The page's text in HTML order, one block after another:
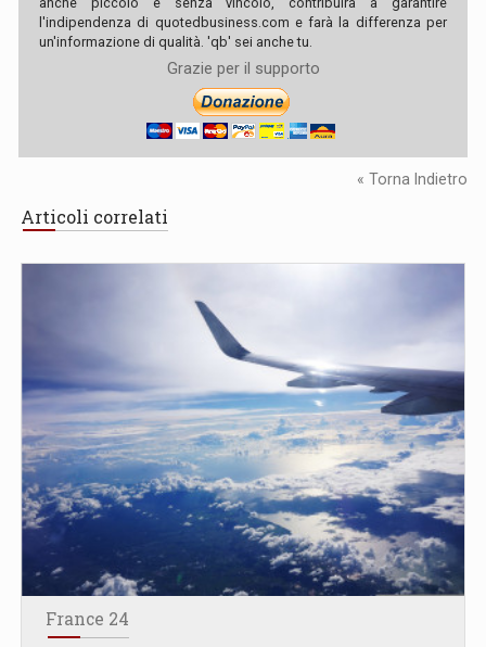
l'indipendenza di quotedbusiness.com e farà la differenza per
un'informazione di qualità. 'qb' sei anche tu.
Grazie per il supporto
« Torna Indietro
Articoli correlati
France 24